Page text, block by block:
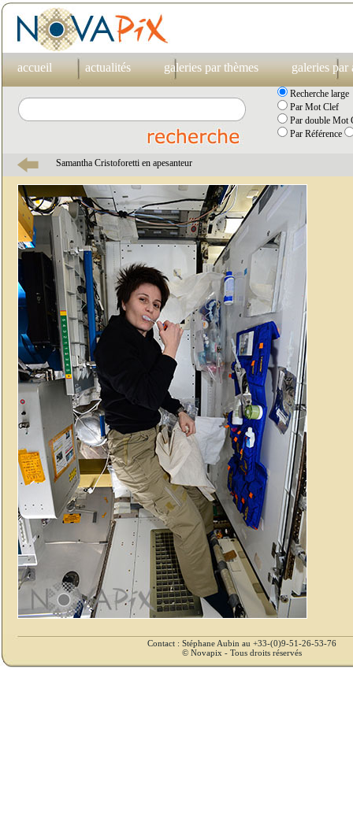
accueil actualités galeries par thèmes galeries par
Recherche large
Par Mot Clef
Par double Mot
Par Référence
Samantha Cristoforetti en apesanteur
Contact : Stéphane Aubin au +33-(0)9-51-26-53-76
© Novapix - Tous droits réservés